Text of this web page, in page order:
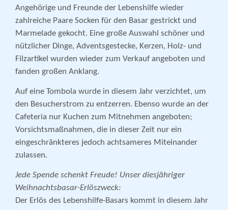
Angehörige und Freunde der Lebenshilfe wieder
zahlreiche Paare Socken für den Basar gestrickt und
Marmelade gekocht. Eine große Auswahl schöner und
nützlicher Dinge, Advents­gestecke, Kerzen, Holz- und
Filzartikel wurden wieder zum Verkauf angeboten und
fanden großen Anklang.
Auf eine Tombola wurde in diesem Jahr verzichtet, um
den Besucherstrom zu entzerren. Ebenso wurde an der
Cafeteria nur Kuchen zum Mitnehmen angeboten;
Vorsichtsmaßnahmen, die in dieser Zeit nur ein
eingeschränkteres jedoch achtsameres Miteinander
zulassen.
Jede Spende schenkt Freude! Unser diesjähriger
Weihnachtsbasar-Erlöszweck:
Der Erlös des Lebenshilfe-Basars kommt in diesem Jahr